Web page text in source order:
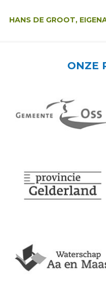
HANS DE GROOT,
ONZE